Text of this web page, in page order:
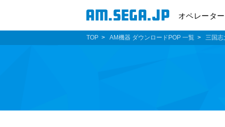
オペレータ
TOP AM機器 ダウンロードPOP 一覧 三国志